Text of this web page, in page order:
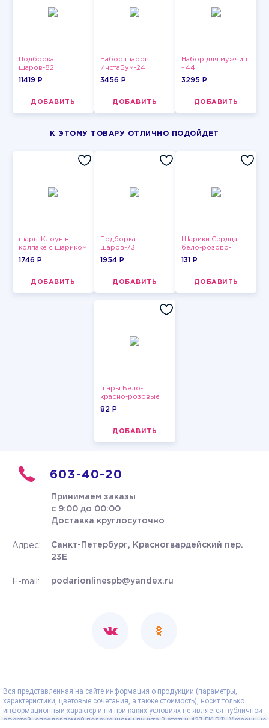
Подборка
шаров-82
11419 P
ДОБАВИТЬ
Набор шаров
ИнстаБум-24
3456 P
ДОБАВИТЬ
Набор для мужчин
- 44
3295 P
ДОБАВИТЬ
К ЭТОМУ ТОВАРУ ОТЛИЧНО ПОДОЙДЕТ
шары Клоун в
колпаке с шариком
1746 P
ДОБАВИТЬ
Подборка
шаров-73
1954 P
ДОБАВИТЬ
Шарики Сердца
бело-розово-
красные
131 P
ДОБАВИТЬ
шары Бело-
красно-розовые
пастельные
82 P
ДОБАВИТЬ
603-40-20
Принимаем заказы
с 9:00 до 00:00
Доставка круглосуточно
Адрес:
Санкт-Петербург, Красногвардейский пер.
23Е
E-mail: podarionlinespb@yandex.ru
Вся представленная на сайте информация о продукции (параметры,
характеристики, цветовые сочетания, а также стоимость), носит только
информационный характер и ни при каких условиях не является публичной
офертой, определяемой положениями пункта 2 статьи 437 ГК РФ. Указанные